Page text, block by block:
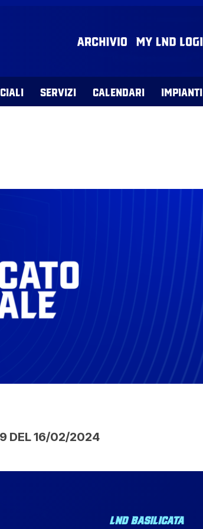
SERVIZI CALENDARI IMPIANTI
DEL 16/02/2024
LND BASILICATA